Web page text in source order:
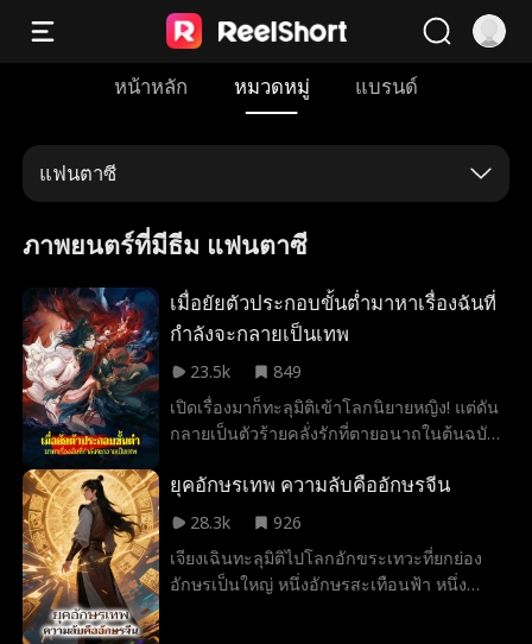
หน้าหลัก หมวดหมู่ แบรนด์
แฟนตาซี
ภาพยนตร์ที่มีธีม แฟนตาซี
เมื่อยัยตัวประกอบขั้นต่ำมาหาเรื่องฉันที่
กำลังจะกลายเป็นเทพ
23.5k
849
เปิดเรื่องมาก็ทะลุมิติเข้าโลกนิยายหญิง! แต่ดัน
กลายเป็นตัวร้ายคลั่งรักที่ตายอนาถในต้นฉบับ
กล้าดีชี้หน้าด่าขั้นข้ามทัณฑ์สวรรค์อย่างข้า
เชียว? เจอวิชาดัชนีกักฟ้าสั่งสอนหน่อยเป็นไง
วันนี้ไม่ตั้งใจบำเพ็ญเพียร วันหน้าเตรียมไปเป็นผี
ในธงหมื่นวิญญาณได้เลย! บุตรแห่งสวรรค์ยื่น
มือมาช่วยรึ? งั้นข้าจะส่งพวกเจ้าไปลงนรก
ยุคอักษรเทพ ความลับคืออักษรจีน
28.3k
926
เจียงเฉินทะลุมิติไปโลกอักขระเทวะที่ยกย่อง
อักษรเป็นใหญ่ หนึ่งอักษรสะเทือนฟ้า หนึ่ง